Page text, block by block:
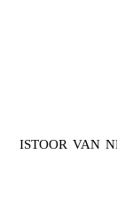
istoor van